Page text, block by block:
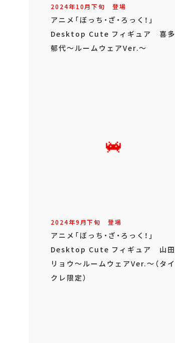
2024年10月下旬 登場
アニメ「ぼっち・ざ・ろっく！」
Desktop Cute フィギュア 喜多
郁代～ルームウェアVer.～
2024年9月下旬 登場
アニメ「ぼっち・ざ・ろっく！」
Desktop Cute フィギュア 山田
リョウ～ルームウェアVer.～（タイ
クレ限定）